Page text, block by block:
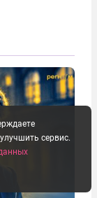
сервис.